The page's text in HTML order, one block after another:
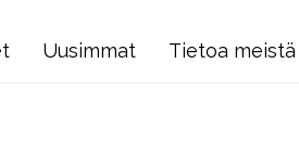
Uusimmat Tietoa meistä